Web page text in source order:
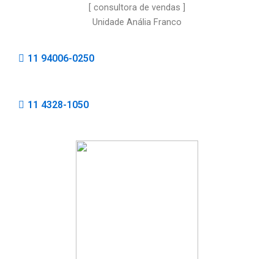
[ consultora de vendas ]
Unidade Anália Franco
11 94006-0250
11 4328-1050